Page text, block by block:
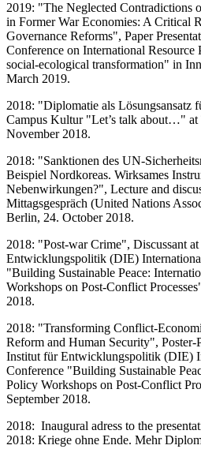
2019: "The Neglected Contradictions
in Former War Economies: A Critical
Governance Reforms", Paper
Conference on International Resource
social-ecological transformation" in
March 2019.
2018: "Diplomatie als Lösungsansatz
Campus Kultur "Let’s talk about…" at
November 2018.
2018: "Sanktionen des UN-
Beispiel Nordkoreas. Wirksames
Nebenwirkungen?", Lecture and
Mittagsgespräch (United Nations
Berlin, 24. October 2018.
2018: "Post-war Crime", Discussant
Entwicklungspolitik (DIE)
"Building Sustainable Peace:
Workshops on Post-Conflict
2018.
2018: "Transforming Conflict-
Reform and Human Security", Poster-
Institut für Entwicklungspolitik (DIE)
Conference "Building Sustainable
Policy Workshops on Post-Conflict
September 2018.
2018: Inaugural adress to the
2018: Kriege ohne Ende. Mehr